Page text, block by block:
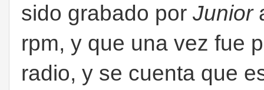
sido grabado por Junior
rpm, y que una vez fue
radio, y se cuenta que